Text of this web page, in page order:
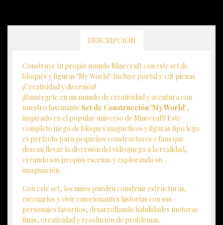
DESCRIPCIÓN
Construye tu propio mundo Minecraft con este set de
bloques y figuras "My World". Incluye portal y 128 piezas.
¡Creatividad y diversión!
¡Sumérgete en un mundo de creatividad y aventura con
nuestro fascinante Set de Construcción 'My World',
inspirado en el popular universo de Minecraft! Este
completo juego de bloques magneticos y figuras tipo lego
es perfecto para pequeños constructores y fans que
desean llevar la diversión del videojuego a la realidad,
creando sus propias escenas y explorando su
imaginación.
Con este set, los niños pueden construir estructuras,
escenarios y vivir emocionantes historias con sus
personajes favoritos, desarrollando habilidades motoras
finas, creatividad y resolución de problemas.